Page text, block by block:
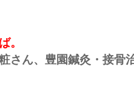
。
さん、豊園鍼灸・接